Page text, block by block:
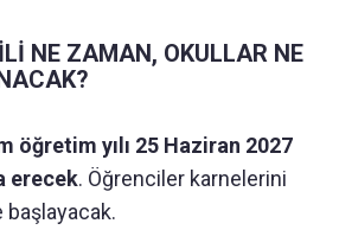
NE ZAMAN, OKULLAR NE
öğretim yılı 25 Haziran 2027
erecek. Öğrenciler karnelerini
başlayacak.